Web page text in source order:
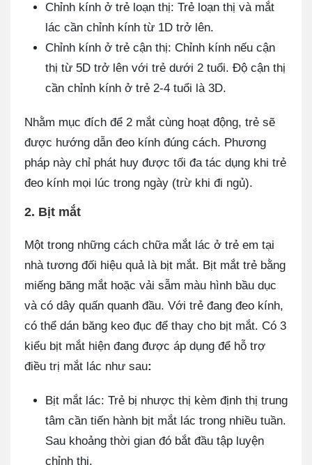
Chỉnh kính ở trẻ loạn thị: Trẻ loạn thị và mắt
lác cần chỉnh kính từ 1D trở lên.
Chỉnh kính ở trẻ cận thị: Chỉnh kính nếu cận
thị từ 5D trở lên với trẻ dưới 2 tuổi. Độ cận thị
cần chỉnh kính ở trẻ 2-4 tuổi là 3D.
Nhằm mục đích để 2 mắt cùng hoạt động, trẻ sẽ
được hướng dẫn đeo kính đúng cách. Phương
pháp này chỉ phát huy được tối đa tác dụng khi trẻ
đeo kính mọi lúc trong ngày (trừ khi đi ngủ).
2. Bịt mắt
Một trong những cách chữa mắt lác ở trẻ em tại
nhà tương đối hiệu quả là bịt mắt. Bịt mắt trẻ bằng
miếng băng mắt hoặc vải sẫm màu hình bầu dục
và có dây quấn quanh đầu. Với trẻ đang đeo kính,
có thể dán băng keo đục để thay cho bịt mắt. Có 3
kiểu bịt mắt hiện đang được áp dụng để hỗ trợ
điều trị mắt lác như sau:
Bịt mắt lác: Trẻ bị nhược thị kèm định thị trung
tâm cần tiến hành bịt mắt lác trong nhiều tuần.
Sau khoảng thời gian đó bắt đầu tập luyện
chỉnh thị.